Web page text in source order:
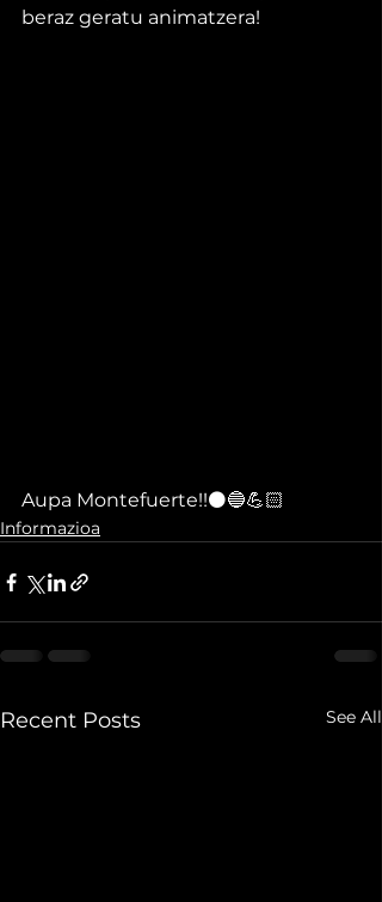
beraz geratu animatzera!
Aupa Montefuerte!!⚫🔵💪🏻
Informazioa
Recent Posts See All